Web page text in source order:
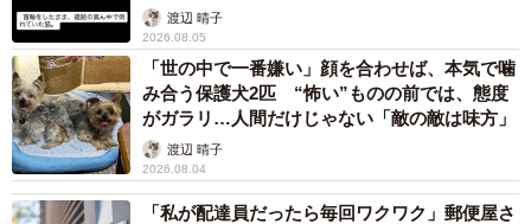
体代表の訴え
渡辺 晴子
2026.08.05
「世の中で一番嫌い」顔を合わせば、本気で噛
み合う保護犬2匹 “怖い”ものの前では、態度
がガラリ…人間だけじゃない「敵の敵は味方」
渡辺 晴子
2026.08.04
「私が配達員だったら毎回ワクワク」郵便屋さ